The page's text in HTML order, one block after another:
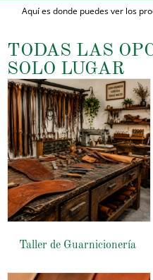
Aquí es donde puedes ver los
TODAS LAS
SOLO LUGAR
Taller de Guarnicionería